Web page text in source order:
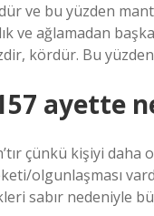
ve bu yüzden
ve ağlamadan
kördür. Bu
ayette
çünkü kişiyi daha
olgunlaşması
sabır nedeniyle